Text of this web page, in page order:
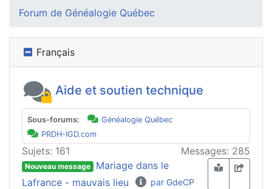
Forum de Généalogie Québec
Français
Aide et soutien technique
Sous-forums:
Généalogie Québec
PRDH-IGD.com
Sujets: 161 Messages: 285
Nouveau message
Mariage dans le
Lafrance - mauvais lieu
par GdeCP